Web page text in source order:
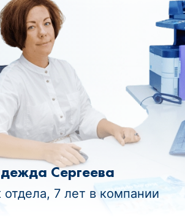
Сергеева
отдела, 7 лет в компании